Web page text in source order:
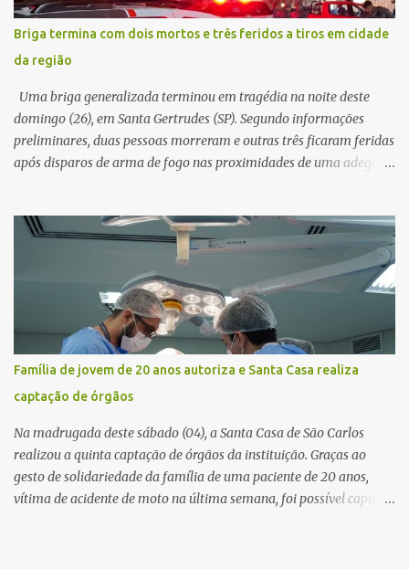
concluir a suposta atualização cadastral. Após realizar o
procedimento, a conta bancária ficou bloqueada por algumas
horas. Sem conseguir acessar o sistema, a vítima tentou
novamente contato com o suposto gerente, mas não obteve
resposta. Na segunda-fe...
Briga termina com dois mortos e três feridos a tiros em cidade
da região
Uma briga generalizada terminou em tragédia na noite deste
domingo (26), em Santa Gertrudes (SP). Segundo informações
preliminares, duas pessoas morreram e outras três ficaram feridas
após disparos de arma de fogo nas proximidades de uma adega. O
começado dentro do estabelecimento e se estendido para a área
externa, quando dois homens armados passaram a efetuar
diversos disparos. Duas vítimas morreram ainda no local. Outras
três pessoas foram baleadas e socorridas. Até o momento, não
foram divulgadas informações oficiais sobre o estado de saúde dos
feridos. Equipes da Polícia Militar de Santa Gertrudes atenderam a
ocorrência e isolaram a área para o trabalho da perícia. Até a
última atualização, nenhum suspeito havia sido preso. A Polícia
Civil investigará a motivação da briga, a autoria dos disparos e as
circunstâncias do crime. A ocorrência segue em anda...
Família de jovem de 20 anos autoriza e Santa Casa realiza
captação de órgãos
Na madrugada deste sábado (04), a Santa Casa de São Carlos
realizou a quinta captação de órgãos da instituição. Graças ao
gesto de solidariedade da família de uma paciente de 20 anos,
vítima de acidente de moto na última semana, foi possível captar o